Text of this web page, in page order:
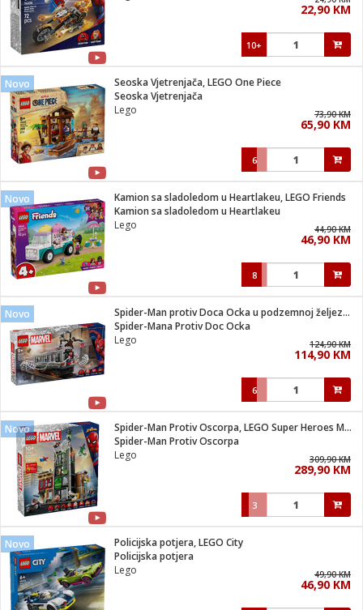
22,90 KM
10+
Novo
Seoska Vjetrenjača, LEGO One Piece
Seoska Vjetrenjača
Lego
73,90 KM
65,90 KM
6
Novo
Kamion sa sladoledom u Heartlakeu, LEGO Friends
Kamion sa sladoledom u Heartlakeu
Lego
44,90 KM
46,90 KM
8
Novo
Spider-Man protiv Doca Ocka u podzemnoj željeznici
Spider-Mana Protiv Doc Ocka
Lego
124,90 KM
114,90 KM
6
Novo
Spider-Man Protiv Oscorpa, LEGO Super Heroes Marvel
Spider-Man Protiv Oscorpa
Lego
309,90 KM
289,90 KM
3
Novo
Policijska potjera, LEGO City
Policijska potjera
Lego
49,90 KM
46,90 KM